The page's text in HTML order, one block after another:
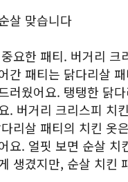
살 맞습니다
요한 패티. 버거리 크
간 패티는 닭다리살
러웠어요. 탱탱한 닭
. 버거리 크리스피 치
리살 패티의 치킨 옷
요. 얼핏 보면 순살 치
생겼지만, 순살 치킨